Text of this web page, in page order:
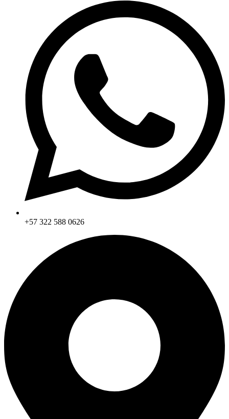
+57 322 588 0626